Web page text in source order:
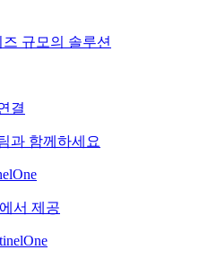
규모의 솔루션
결
과 함께하세요
서 제공